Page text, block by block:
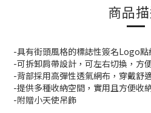
商品
-具有街頭風格的標誌性簽名Logo
-可拆卸肩帶設計，可左右切換，方
-背部採用高彈性透氣網布，穿戴舒
-提供多種收納空間，實用且方便收
-附贈小天使吊飾